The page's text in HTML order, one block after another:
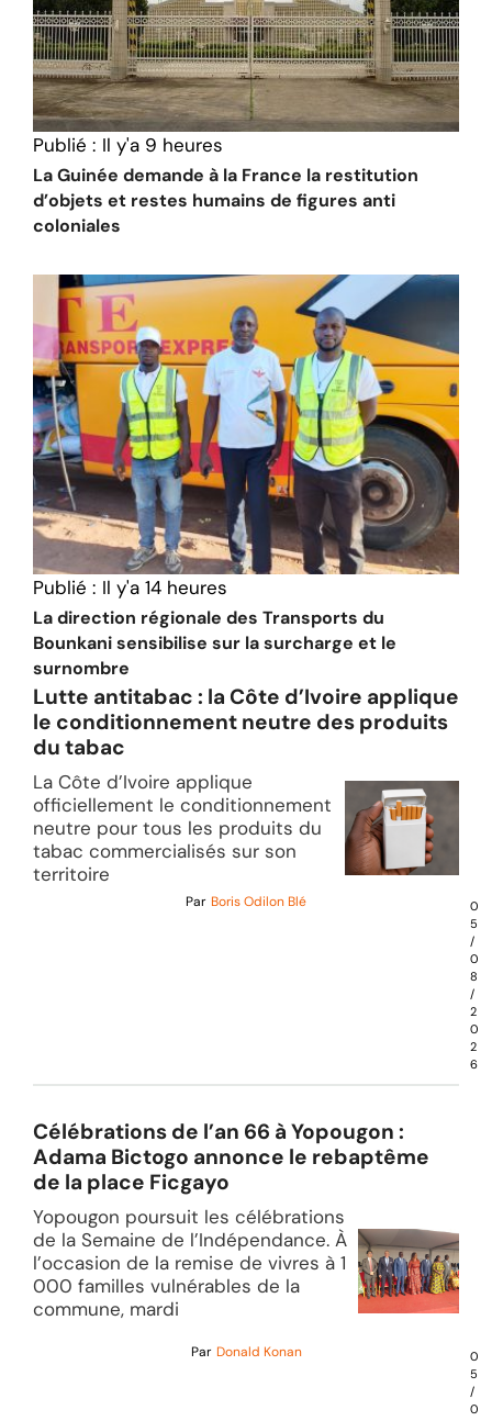
Publié : Il y'a 9 heures
La Guinée demande à la France la restitution
d’objets et restes humains de figures anti
coloniales
Publié : Il y'a 14 heures
La direction régionale des Transports du
Bounkani sensibilise sur la surcharge et le
surnombre
Lutte antitabac : la Côte d’Ivoire applique
le conditionnement neutre des produits
du tabac
La Côte d’Ivoire applique
officiellement le conditionnement
neutre pour tous les produits du
tabac commercialisés sur son
territoire
Par Boris Odilon Blé
0
5
/
0
8
/
2
0
2
6
Célébrations de l’an 66 à Yopougon :
Adama Bictogo annonce le rebaptême
de la place Ficgayo
Yopougon poursuit les célébrations
de la Semaine de l’Indépendance. À
l’occasion de la remise de vivres à 1
000 familles vulnérables de la
commune, mardi
Par Donald Konan
0
5
/
0